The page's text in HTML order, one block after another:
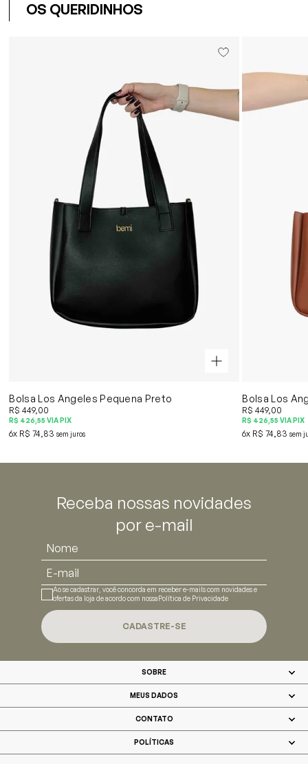
OS QUERIDINHOS
Bolsa Los Angeles Pequena Preto
R$ 426,55 VIA PIX
R$ 449,00
6x R$ 74,83sem juros
Bolsa Los
R$ 426,55 VIA PIX
R$ 449,00
6x R$ 74,83sem
Receba nossas novidades
por e-mail
CADASTRE-SE
Ao se cadastrar, você concorda em receber e-mails com novidades e
ofertas da loja de acordo com nossa Política de Privacidade
SOBRE
MEUS DADOS
CONTATO
POLÍTICAS